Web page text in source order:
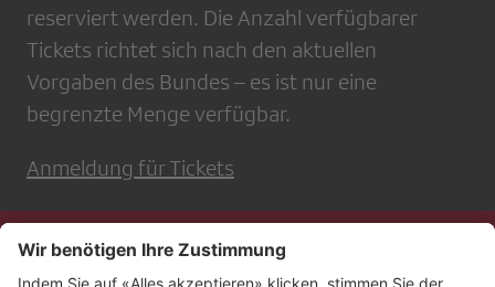
reserviert werden. Die Anzahl verfügbarer
Tickets richtet sich nach den aktuellen
Vorgaben des Bundes – es ist nur eine
begrenzte Menge verfügbar.
Anmeldung für Tickets